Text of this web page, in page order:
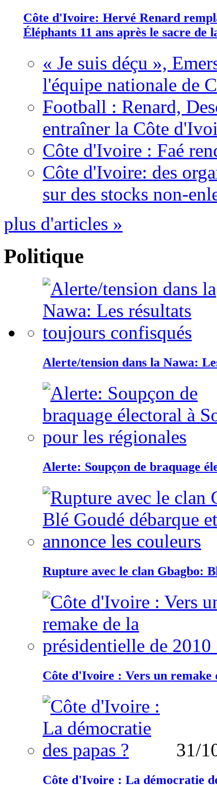
Côte d'Ivoire: Hervé Renard
Éléphants 11 ans après le sacre de
« Je suis déçu »,
l'équipe nationale de
Football : Renard,
entraîner la Côte
Côte d'Ivoire : Faé
Côte d'Ivoire: des
sur des stocks non-
plus d'articles »
Politique
Alerte/tension dans la Nawa:
Alerte: Soupçon de braquage
Rupture avec le clan Gbagbo:
Côte d'Ivoire : Vers un remake
31/
Côte d'Ivoire : La démocratie